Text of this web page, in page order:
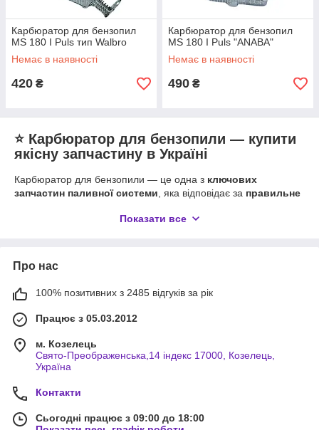
Карбюратор для бензопил
MS 180 I Puls тип Walbro
Немає в наявності
420 ₴
Карбюратор для бензопил
MS 180 I Puls "ANABA"
Немає в наявності
490 ₴
⭐ Карбюратор для бензопили — купити
якісну запчастину в Україні
Карбюратор для бензопили — це одна з ключових
запчастин паливної системи , яка відповідає за правильне
Саме від коректної роботи карбюратора залежить
Наш інтернет‑магазин пропонує широкий асортимент
можете підібрати деталь як дляпобутових, так і для
високоякісними аналогами.
🔧 Для чого потрібен карбюратор
Карбюратор створює
карбюратор працює неправильно — двигун може:
не запускатися або гальмувати;
Показати все
Про нас
100% позитивних з 2485 відгуків за рік
Працює з 05.03.2012
м. Козелець
Свято-Преображенська,14 індекс 17000, Козелець,
Україна
Контакти
Сьогодні працює з 09:00 до 18:00